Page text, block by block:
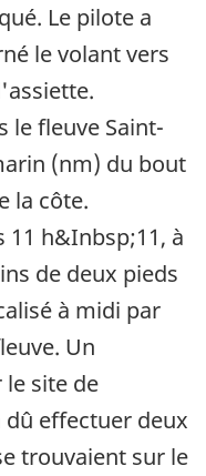
Le pilote a
le volant vers
le fleuve Saint-
(nm) du bout
la côte.
11 h&Inbsp;11, à
de deux pieds
à midi par
Un
site de
dû effectuer deux
trouvaient sur le